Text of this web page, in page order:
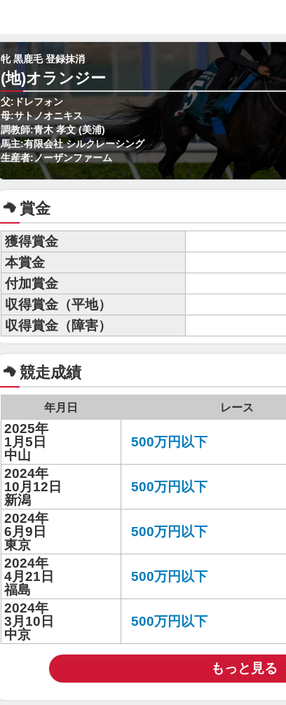
牝 黒鹿毛 登録抹消
(地)オランジー
父:ドレフォン
母:サトノオニキス
調教師:青木 孝文 (美浦)
馬主:有限会社 シルクレーシング
生産者:ノーザンファーム
賞金
獲得賞金
本賞金
付加賞金
収得賞金（平地）
収得賞金（障害）
競走成績
年月日 レース
2025年
1月5日
中山
500万円以下
2024年
10月12日
新潟
500万円以下
2024年
6月9日
東京
500万円以下
2024年
4月21日
福島
500万円以下
2024年
3月10日
中京
500万円以下
もっと見る